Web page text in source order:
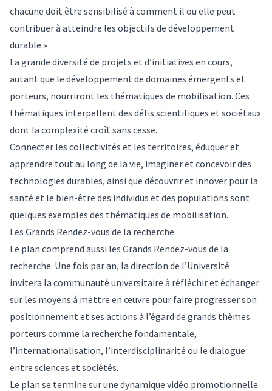
chacune doit être sensibilisé à comment il ou elle peut
contribuer à atteindre les objectifs de développement
durable.»
La grande diversité de projets et d’initiatives en cours,
autant que le développement de domaines émergents et
porteurs, nourriront les thématiques de mobilisation. Ces
thématiques interpellent des défis scientifiques et sociétaux
dont la complexité croît sans cesse.
Connecter les collectivités et les territoires, éduquer et
apprendre tout au long de la vie, imaginer et concevoir des
technologies durables, ainsi que découvrir et innover pour la
santé et le bien-être des individus et des populations sont
quelques exemples des thématiques de mobilisation.
Les Grands Rendez-vous de la recherche
Le plan comprend aussi les Grands Rendez-vous de la
recherche. Une fois par an, la direction de l’Université
invitera la communauté universitaire à réfléchir et échanger
sur les moyens à mettre en œuvre pour faire progresser son
positionnement et ses actions à l’égard de grands thèmes
porteurs comme la recherche fondamentale,
l’internationalisation, l’interdisciplinarité ou le dialogue
entre sciences et sociétés.
Le plan se termine sur une dynamique vidéo promotionnelle